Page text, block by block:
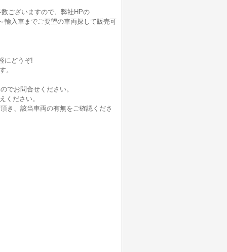
ございますので、弊社HPの
輸入車までご要望の車両探して販売可
にどうぞ!
。
でお問合せください。
ください。
き、該当車両の有無をご確認くださ